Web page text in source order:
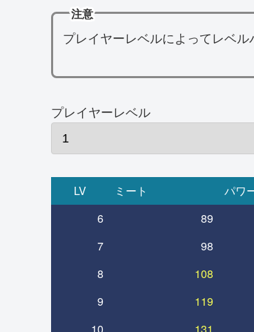
注意
プレイヤーレベルによってレベ
プレイヤーレベル
LV ミート パワ
6
89
7
98
8
108
9
119
10
131